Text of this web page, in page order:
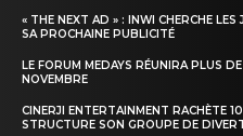
« THE NEXT AD » : INWI CHERCHE
SA PROCHAINE PUBLICITÉ
LE FORUM MEDAYS RÉUNIRA PLUS
NOVEMBRE
CINERJI ENTERTAINMENT RACHÈTE
STRUCTURE SON GROUPE DE